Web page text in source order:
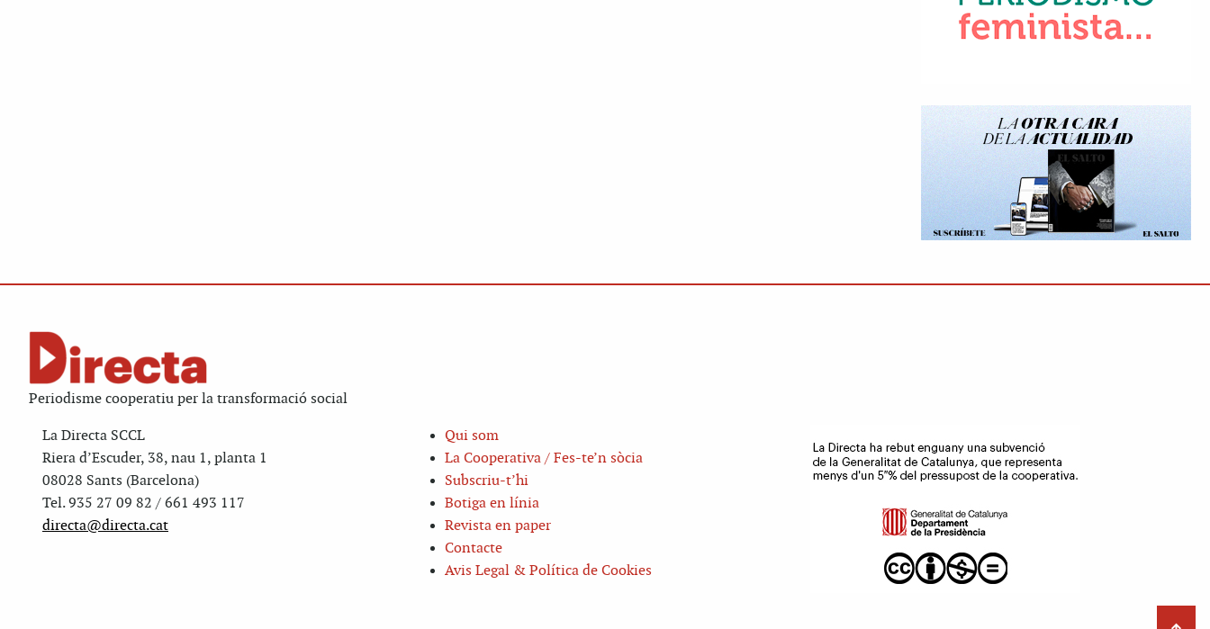
Periodisme cooperatiu per la transformació social
La Directa SCCL
Riera d’Escuder, 38, nau 1, planta 1
08028 Sants (Barcelona)
Tel. 935 27 09 82 / 661 493 117
directa@directa.cat
Qui som
La Cooperativa / Fes-te’n sòcia
Subscriu-t’hi
Botiga en línia
Revista en paper
Contacte
Avis Legal & Política de Cookies